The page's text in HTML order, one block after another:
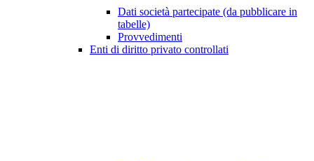
Dati società partecipate (da pubblicare in
tabelle)
Provvedimenti
Enti di diritto privato controllati